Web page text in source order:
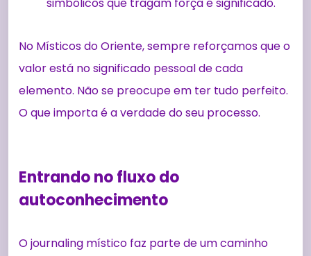
No Místicos do Oriente, sempre reforçamos que o
valor está no significado pessoal de cada
elemento. Não se preocupe em ter tudo perfeito.
O que importa é a verdade do seu processo.
Entrando no fluxo do
autoconhecimento
O journaling místico faz parte de um caminho